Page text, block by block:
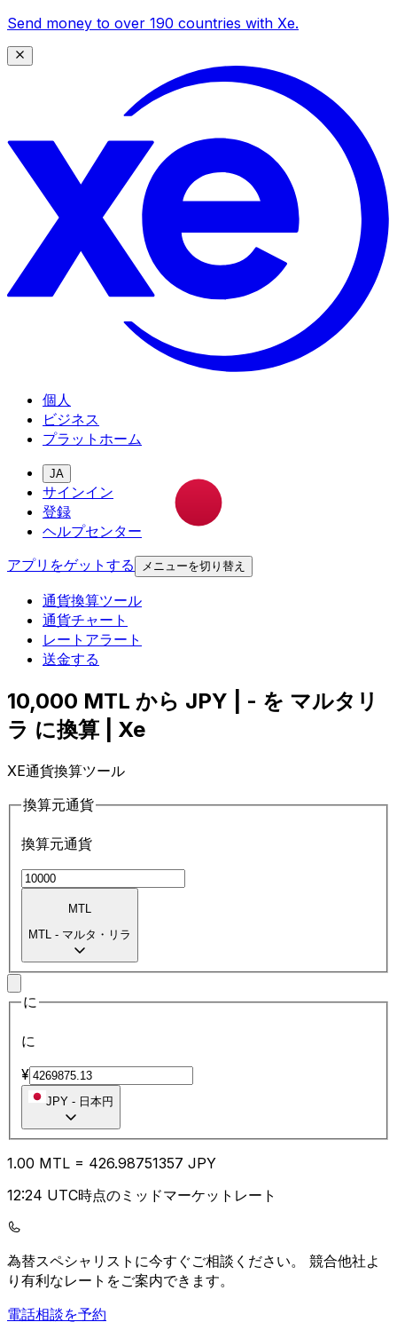
Send money to over 190 countries with Xe.
個人
ビジネス
プラットホーム
JA
サインイン
登録
ヘルプセンター
アプリをゲットする
メニューを切り替え
通貨換算ツール
通貨チャート
レートアラート
送金する
10,000 MTL から JPY | - を マルタリ
ラ に換算 | Xe
XE通貨換算ツール
換算元通貨
換算元通貨
MTL
MTL - マルタ・リラ
に
に
¥
JPY - 日本円
1.00 MTL = 426.98751357 JPY
12:24 UTC時点のミッドマーケットレート
為替スペシャリストに今すぐご相談ください。 競合他社よ
り有利なレートをご案内できます。
電話相談を予約